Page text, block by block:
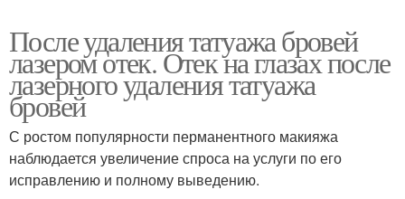
После удаления татуажа бровей
лазером отек. Отек на глазах после
лазерного удаления татуажа
бровей
С ростом популярности перманентного макияжа
наблюдается увеличение спроса на услуги по его
исправлению и полному выведению.